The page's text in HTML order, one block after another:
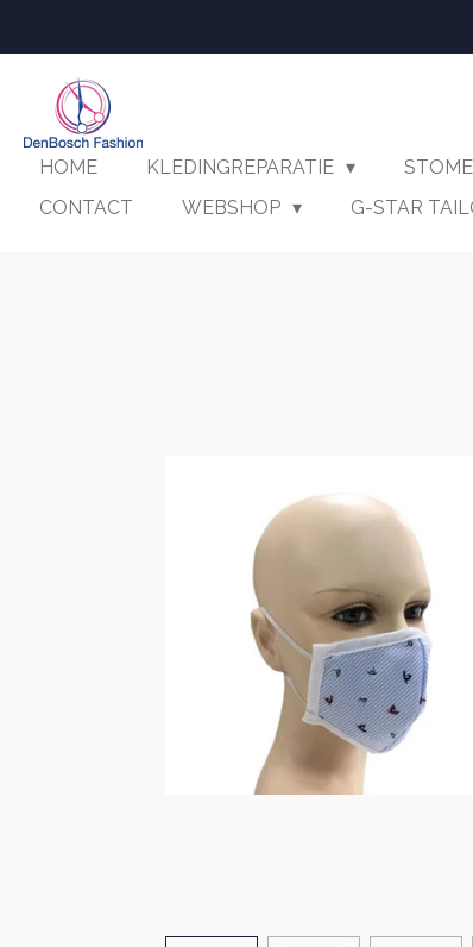
direct
hoofdinhoud
HOME KLEDINGREPARATIE
CONTACT
WEBSHOP G-STAR